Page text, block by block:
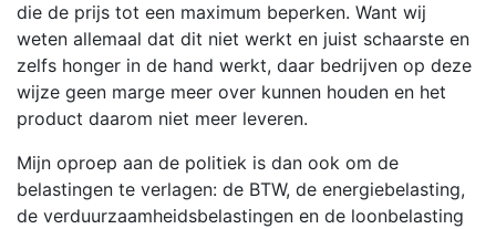
die de prijs tot een maximum beperken. Want wij
weten allemaal dat dit niet werkt en juist schaarste en
zelfs honger in de hand werkt, daar bedrijven op deze
wijze geen marge meer over kunnen houden en het
product daarom niet meer leveren.
Mijn oproep aan de politiek is dan ook om de
belastingen te verlagen: de BTW, de energiebelasting,
de verduurzaamheidsbelastingen en de loonbelasting